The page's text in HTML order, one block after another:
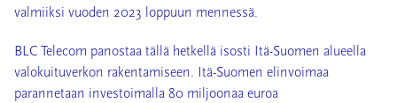
valmiiksi vuoden 2023 loppuun mennessä.
BLC Telecom panostaa tällä hetkellä isosti Itä-Suomen alueella
valokuituverkon rakentamiseen. Itä-Suomen elinvoimaa
parannetaan investoimalla 80 miljoonaa euroa